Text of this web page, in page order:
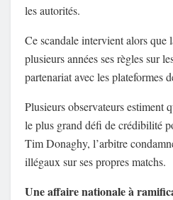
les autorités.
Ce scandale intervient alors que
plusieurs années ses règles sur
partenariat avec les plateformes
Plusieurs observateurs estiment
le plus grand défi de crédibilité
Tim Donaghy, l’arbitre
illégaux sur ses propres matchs.
Une affaire nationale à